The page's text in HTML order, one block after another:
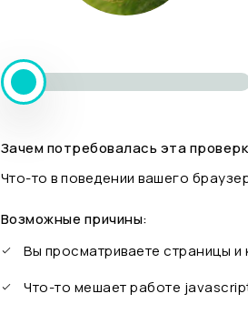
Зачем потребовалась эта
Что-то в поведении вашего
Возможные причины:
Вы просматриваете страницы
Что-то мешает работе